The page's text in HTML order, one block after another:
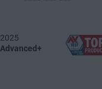
2025
Advanced+